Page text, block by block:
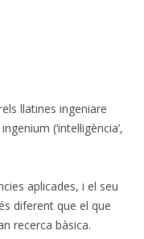
llatines ingeniare
ingenium (‘intel·ligència’,
aplicades, i el seu
diferent que el que
recerca bàsica.